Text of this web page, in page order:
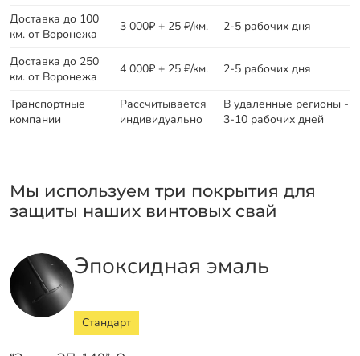
Доставка до 100
км. от Воронежа
3 000₽ + 25 ₽/км. 2-5 рабочих дня
Доставка до 250
км. от Воронежа
4 000₽ + 25 ₽/км. 2-5 рабочих дня
Транспортные
компании
Рассчитывается
индивидуально
В удаленные регионы -
3-10 рабочих дней
Мы используем три покрытия для
защиты наших винтовых свай
Эпоксидная эмаль
Стандарт